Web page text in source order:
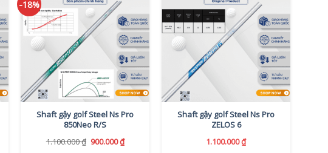
-18%
Shaft gậy golf Steel Ns Pro
850Neo R/S
1.100.000₫ Giá
900.000₫Giá
Shaft gậy golf Steel Ns Pro
ZELOS 6
1.100.000₫